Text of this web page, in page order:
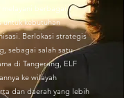
melayani berbagai
untuk kebutuhan
Berlokasi strategis
sebagai salah satu
di Tangerang, ELF
ke wilayah
dan daerah yang lebih